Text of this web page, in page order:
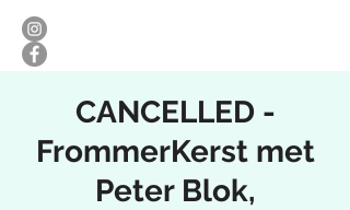
CANCELLED -
FrommerKerst met
Peter Blok,